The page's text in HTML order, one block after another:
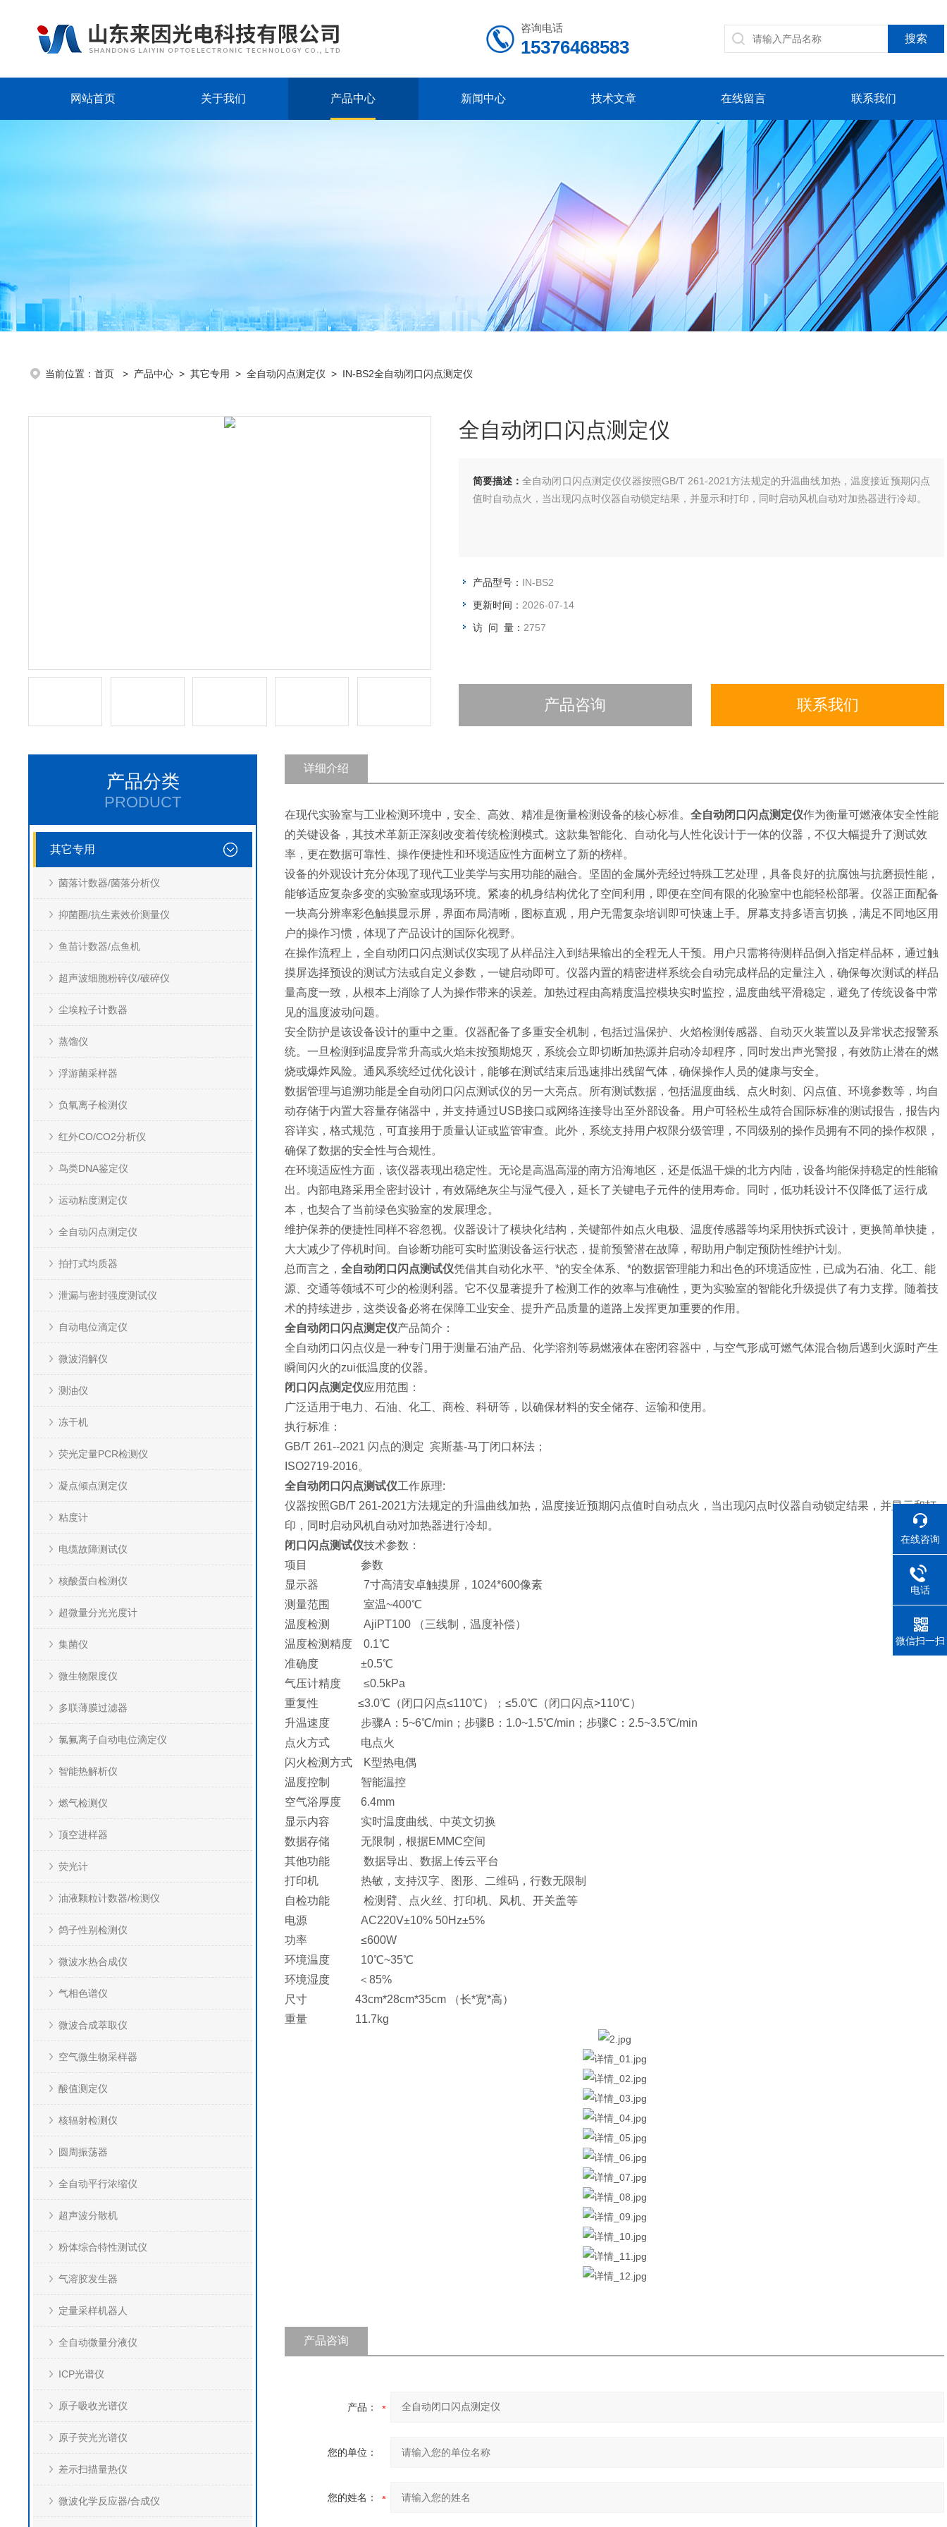
咨询电话
15376468583
网站首页 关于我们 产品中心 新闻中心 技术文章 在线留言 联系我们
当前位置： 首页 > 产品中心 > 其它专用 > 全自动闪点测定仪 > IN-BS2全自动闭口闪点测定仪
全自动闭口闪点测定仪
简要描述： 全自动闭口闪点测定仪仪器按照GB/T 261-2021方法规定的升温曲线加热，温度接近预期闪点
值时自动点火，当出现闪点时仪器自动锁定结果，并显示和打印，同时启动风机自动对加热器进行冷却。
产品型号： IN-BS2
更新时间： 2026-07-14
访 问 量： 2757
产品咨询 联系我们
产品分类
PRODUCT
其它专用
菌落计数器/菌落分析仪
抑菌圈/抗生素效价测量仪
鱼苗计数器/点鱼机
超声波细胞粉碎仪/破碎仪
尘埃粒子计数器
蒸馏仪
浮游菌采样器
负氧离子检测仪
红外CO/CO2分析仪
鸟类DNA鉴定仪
运动粘度测定仪
全自动闪点测定仪
拍打式均质器
泄漏与密封强度测试仪
自动电位滴定仪
微波消解仪
测油仪
冻干机
荧光定量PCR检测仪
凝点倾点测定仪
粘度计
电缆故障测试仪
核酸蛋白检测仪
超微量分光光度计
集菌仪
微生物限度仪
多联薄膜过滤器
氯氟离子自动电位滴定仪
智能热解析仪
燃气检测仪
顶空进样器
荧光计
油液颗粒计数器/检测仪
鸽子性别检测仪
微波水热合成仪
气相色谱仪
微波合成萃取仪
空气微生物采样器
酸值测定仪
核辐射检测仪
圆周振荡器
全自动平行浓缩仪
超声波分散机
粉体综合特性测试仪
气溶胶发生器
定量采样机器人
全自动微量分液仪
ICP光谱仪
原子吸收光谱仪
原子荧光光谱仪
差示扫描量热仪
微波化学反应器/合成仪
详细介绍
在现代实验室与工业检测环境中，安全、高效、精准是衡量检测设备的核心标准。 全自动闭口闪点测定仪作为衡量可燃液体安全性能
的关键设备，其技术革新正深刻改变着传统检测模式。这款集智能化、自动化与人性化设计于一体的仪器，不仅大幅提升了测试效
率，更在数据可靠性、操作便捷性和环境适应性方面树立了新的榜样。
设备的外观设计充分体现了现代工业美学与实用功能的融合。坚固的金属外壳经过特殊工艺处理，具备良好的抗腐蚀与抗磨损性能，
能够适应复杂多变的实验室或现场环境。紧凑的机身结构优化了空间利用，即便在空间有限的化验室中也能轻松部署。仪器正面配备
一块高分辨率彩色触摸显示屏，界面布局清晰，图标直观，用户无需复杂培训即可快速上手。屏幕支持多语言切换，满足不同地区用
户的操作习惯，体现了产品设计的国际化视野。
在操作流程上，全自动闭口闪点测试仪实现了从样品注入到结果输出的全程无人干预。用户只需将待测样品倒入指定样品杯，通过触
摸屏选择预设的测试方法或自定义参数，一键启动即可。仪器内置的精密进样系统会自动完成样品的定量注入，确保每次测试的样品
量高度一致，从根本上消除了人为操作带来的误差。加热过程由高精度温控模块实时监控，温度曲线平滑稳定，避免了传统设备中常
见的温度波动问题。
安全防护是该设备设计的重中之重。仪器配备了多重安全机制，包括过温保护、火焰检测传感器、自动灭火装置以及异常状态报警系
统。一旦检测到温度异常升高或火焰未按预期熄灭，系统会立即切断加热源并启动冷却程序，同时发出声光警报，有效防止潜在的燃
烧或爆炸风险。通风系统经过优化设计，能够在测试结束后迅速排出残留气体，确保操作人员的健康与安全。
数据管理与追溯功能是全自动闭口闪点测试仪的另一大亮点。所有测试数据，包括温度曲线、点火时刻、闪点值、环境参数等，均自
动存储于内置大容量存储器中，并支持通过USB接口或网络连接导出至外部设备。用户可轻松生成符合国际标准的测试报告，报告内
容详实，格式规范，可直接用于质量认证或监管审查。此外，系统支持用户权限分级管理，不同级别的操作员拥有不同的操作权限，
确保了数据的安全性与合规性。
在环境适应性方面，该仪器表现出稳定性。无论是高温高湿的南方沿海地区，还是低温干燥的北方内陆，设备均能保持稳定的性能输
出。内部电路采用全密封设计，有效隔绝灰尘与湿气侵入，延长了关键电子元件的使用寿命。同时，低功耗设计不仅降低了运行成
本，也契合了当前绿色实验室的发展理念。
维护保养的便捷性同样不容忽视。仪器设计了模块化结构，关键部件如点火电极、温度传感器等均采用快拆式设计，更换简单快捷，
大大减少了停机时间。自诊断功能可实时监测设备运行状态，提前预警潜在故障，帮助用户制定预防性维护计划。
总而言之， 全自动闭口闪点测试仪凭借其自动化水平、*的安全体系、*的数据管理能力和出色的环境适应性，已成为石油、化工、能
源、交通等领域不可少的检测利器。它不仅显著提升了检测工作的效率与准确性，更为实验室的智能化升级提供了有力支撑。随着技
术的持续进步，这类设备必将在保障工业安全、提升产品质量的道路上发挥更加重要的作用。
全自动闭口闪点测定仪产品简介：
全自动闭口闪点仪是一种专门用于测量石油产品、化学溶剂等易燃液体在密闭容器中，与空气形成可燃气体混合物后遇到火源时产生
瞬间闪火的zui低温度的仪器。
闭口闪点测定仪应用范围：
广泛适用于电力、石油、化工、商检、科研等，以确保材料的安全储存、运输和使用。
执行标准：
GB/T 261--2021 闪点的测定 宾斯基-马丁闭口杯法；
ISO2719-2016。
全自动闭口闪点测试仪工作原理:
仪器按照GB/T 261-2021方法规定的升温曲线加热，温度接近预期闪点值时自动点火，当出现闪点时仪器自动锁定结果，并显示和打
印，同时启动风机自动对加热器进行冷却。
闭口闪点测试仪技术参数：
项目 参数
显示器 7寸高清安卓触摸屏，1024*600像素
测量范围 室温~400℃
温度检测 AjiPT100 （三线制，温度补偿）
温度检测精度 0.1℃
准确度 ±0.5℃
气压计精度 ≤0.5kPa
重复性 ≤3.0℃（闭口闪点≤110℃）；≤5.0℃（闭口闪点>110℃）
升温速度 步骤A：5~6℃/min；步骤B：1.0~1.5℃/min；步骤C：2.5~3.5℃/min
点火方式 电点火
闪火检测方式 K型热电偶
温度控制 智能温控
空气浴厚度 6.4mm
显示内容 实时温度曲线、中英文切换
数据存储 无限制，根据EMMC空间
其他功能 数据导出、数据上传云平台
打印机 热敏，支持汉字、图形、二维码，行数无限制
自检功能 检测臂、点火丝、打印机、风机、开关盖等
电源 AC220V±10% 50Hz±5%
功率 ≤600W
环境温度 10℃~35℃
环境湿度 ＜85%
尺寸 43cm*28cm*35cm （长*宽*高）
重量 11.7kg
产品咨询
产品：
您的单位：
您的姓名：
在线咨询
电话
微信扫一扫